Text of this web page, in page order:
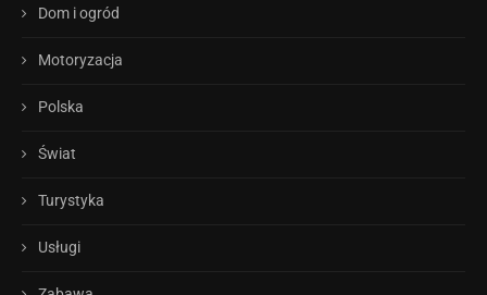
Dom i ogród
Motoryzacja
Polska
Świat
Turystyka
Usługi